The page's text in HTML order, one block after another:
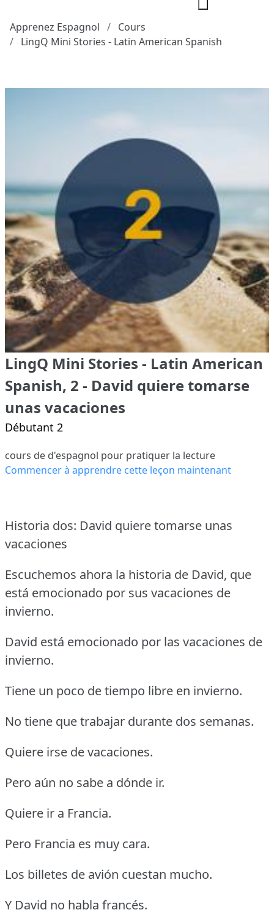
Apprenez Espagnol
Cours
LingQ Mini Stories - Latin American Spanish
LingQ Mini Stories - Latin American
Spanish, 2 - David quiere tomarse
unas vacaciones
Débutant 2
cours de d'espagnol pour pratiquer la lecture
Commencer à apprendre cette leçon maintenant
Historia dos: David quiere tomarse unas
vacaciones
Escuchemos ahora la historia de David, que
está emocionado por sus vacaciones de
invierno.
David está emocionado por las vacaciones de
invierno.
Tiene un poco de tiempo libre en invierno.
No tiene que trabajar durante dos semanas.
Quiere irse de vacaciones.
Pero aún no sabe a dónde ir.
Quiere ir a Francia.
Pero Francia es muy cara.
Los billetes de avión cuestan mucho.
Y David no habla francés.